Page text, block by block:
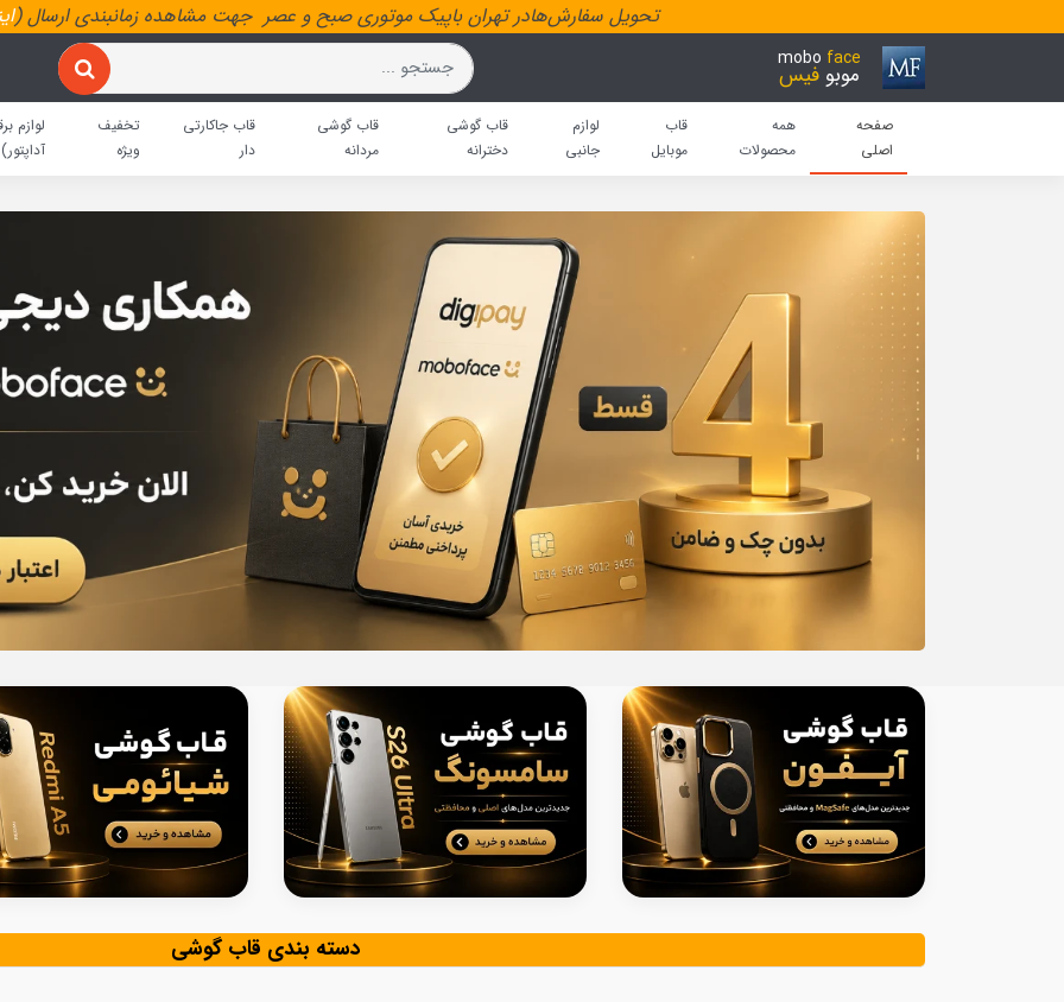
تحویل سفارش‌هادر تهران باپیک موتوری صبح و عصر جهت مشاهده زمانبندی ارسال (
mobo face
موبو فیس
صفحه
اصلی
همه
محصولات
قاب
موبایل
لوازم
جانبی
قاب گوشی
دخترانه
قاب گوشی
مردانه
قاب جاکارتی
دار
تخفیف
ویژه
لوازم
آداپتور)
دسته بندی قاب گوشی